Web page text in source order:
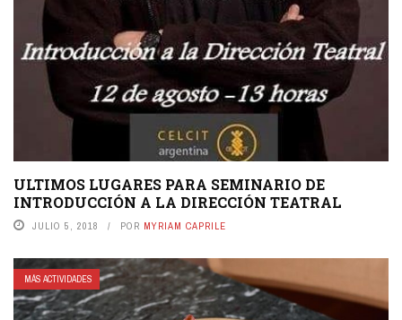
ULTIMOS LUGARES PARA SEMINARIO DE
INTRODUCCIÓN A LA DIRECCIÓN TEATRAL
JULIO 5, 2018 POR MYRIAM CAPRILE
MÁS ACTIVIDADES